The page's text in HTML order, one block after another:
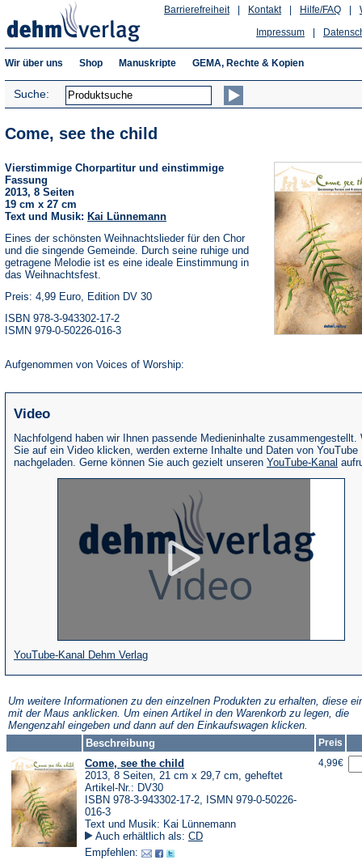
Hilfe/FAQ
Kontakt
Barrierefreiheit
Impressum
Wir über uns Shop Manuskripte GEMA, Rechte & Kopien
Suche:
Come, see the child
Vierstimmige Chorpartitur und einstimmige
Fassung
2013, 8 Seiten
19 cm x 27 cm
Text und Musik: Kai Lünnemann
Eines der schönsten Weihnachtslieder für den Chor
und die singende Gemeinde. Durch seine ruhige und
getragene Melodie ist es eine ideale Einstimmung in
das Weihnachtsfest.
Preis: 4,99 Euro, Edition DV 30
ISBN 978-3-943302-17-2
ISMN 979-0-50226-016-3
Aufgenommen von Voices of Worship:
Video
Nachfolgend haben wir Ihnen passende Medieninhalte zusammengestellt.
Sie auf ein Video klicken, werden externe Inhalte und Daten von YouTube
nachgeladen. Gerne können Sie auch gezielt unseren YouTube-Kanal
YouTube-Kanal Dehm Verlag(Öffnet
in
einem
neuen
Tab)
Um weitere Informationen zu den einzelnen Produkten zu erhalten, diese
mit der Maus anklicken. Um einen Artikel in den Warenkorb zu legen, die
Mengenzahl eingeben und dann auf den Einkaufswagen klicken.
Beschreibung
Preis
Come, see the child
2013, 8 Seiten, 21 cm x 29,7 cm, geheftet
Artikel-Nr.: DV30
ISBN 978-3-943302-17-2, ISMN 979-0-50226-
016-3
Text und Musik: Kai Lünnemann
Auch erhältlich als: CD
Empfehlen:
4,99€